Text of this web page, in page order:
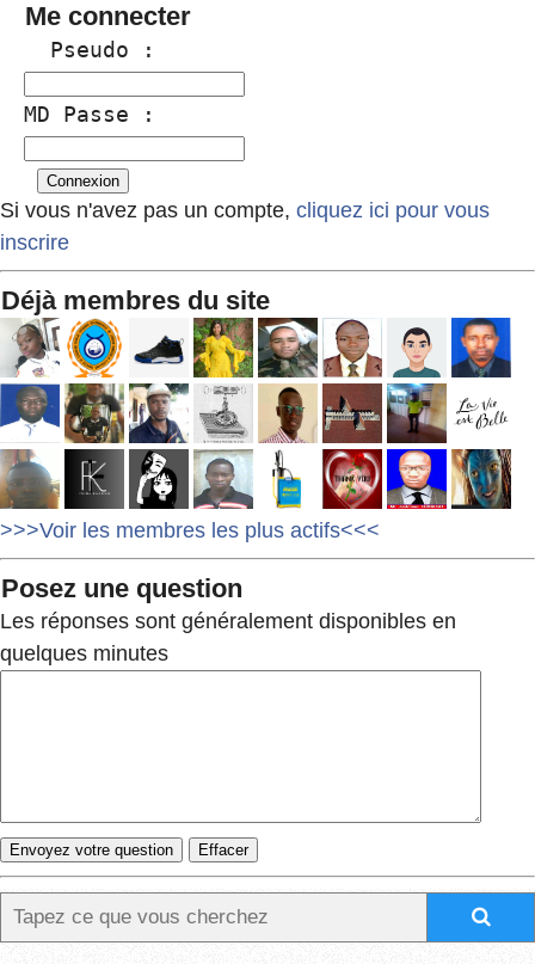
Me connecter
  Pseudo :
MD Passe :
Si vous n'avez pas un compte, cliquez ici pour vous
inscrire
Déjà membres du site
>>>Voir les membres les plus actifs<<<
Posez une question
Les réponses sont généralement disponibles en
quelques minutes